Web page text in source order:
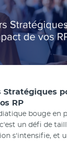
Stratégiques
RP
bouge en
c'est un défi de
s'intensifie, et